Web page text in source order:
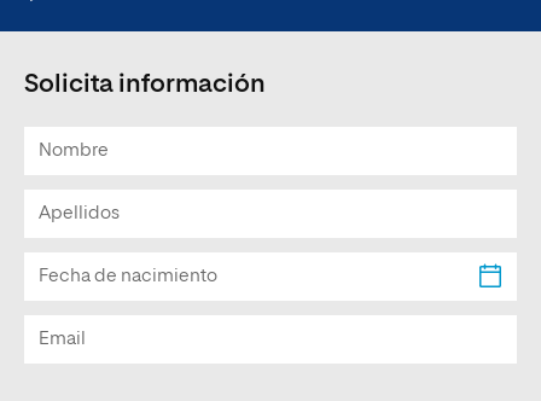
Solicita información